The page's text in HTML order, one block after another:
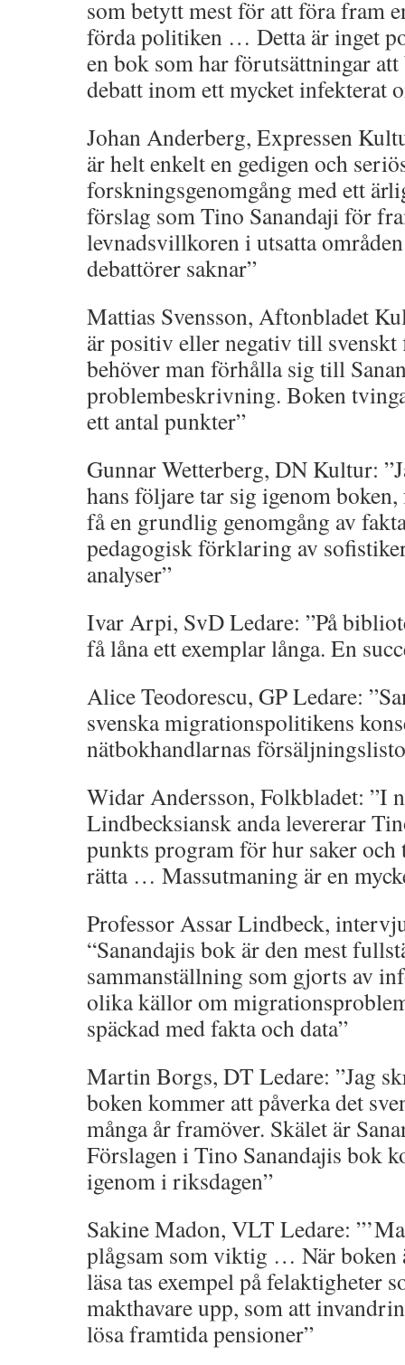
som betytt mest för att föra fram
förda politiken … Detta är inget
en bok som har förutsättningar
debatt inom ett mycket infekterat
Johan Anderberg, Expressen
är helt enkelt en gedigen och
forskningsgenomgång med ett
förslag som Tino Sanandaji för
levnadsvillkoren i utsatta
debattörer saknar”
Mattias Svensson, Aftonbladet
är positiv eller negativ till
behöver man förhålla sig till
problembeskrivning. Boken
ett antal punkter”
Gunnar Wetterberg, DN Kultur:
hans följare tar sig igenom
få en grundlig genomgång av
pedagogisk förklaring av
analyser”
Ivar Arpi, SvD Ledare: ”På
få låna ett exemplar långa. En
Alice Teodorescu, GP Ledare:
svenska migrationspolitikens
nätbokhandlarnas
Widar Andersson, Folkbladet: ”I
Lindbecksiansk anda levererar
punkts program för hur saker
rätta … Massutmaning är en
Professor Assar Lindbeck,
“Sanandajis bok är den mest
sammanställning som gjorts av
olika källor om
späckad med fakta och data”
Martin Borgs, DT Ledare: ”Jag
boken kommer att påverka det
många år framöver. Skälet är
Förslagen i Tino Sanandajis bok
igenom i riksdagen”
Sakine Madon, VLT Ledare:
plågsam som viktig … När boken
läsa tas exempel på felaktigheter
makthavare upp, som att
lösa framtida pensioner”